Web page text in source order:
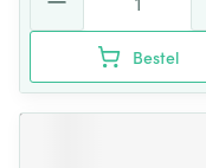
Bestel